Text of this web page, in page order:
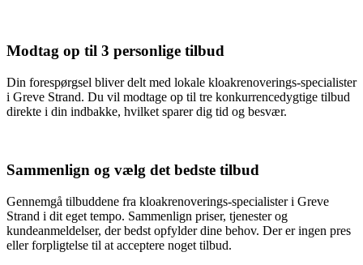
Modtag op til 3 personlige tilbud
Din forespørgsel bliver delt med lokale kloakrenoverings-specialister
i Greve Strand. Du vil modtage op til tre konkurrencedygtige tilbud
direkte i din indbakke, hvilket sparer dig tid og besvær.
Sammenlign og vælg det bedste tilbud
Gennemgå tilbuddene fra kloakrenoverings-specialister i Greve
Strand i dit eget tempo. Sammenlign priser, tjenester og
kundeanmeldelser, der bedst opfylder dine behov. Der er ingen pres
eller forpligtelse til at acceptere noget tilbud.